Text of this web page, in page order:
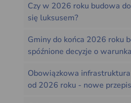
Czy w 2026 roku budowa
się luksusem?
Gminy do końca 2026 roku
spóźnione decyzje o
Obowiązkowa
od 2026 roku - nowe